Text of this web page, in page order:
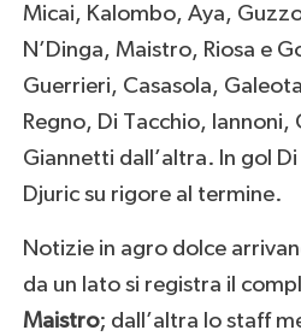
Micai, Kalombo, Aya,
N’Dinga, Maistro, Riosa e
Guerrieri, Casasola,
Regno, Di Tacchio, Iannoni,
Giannetti dall’altra. In gol
Djuric su rigore al termine.
Notizie in agro dolce
da un lato si registra il
Maistro; dall’altra lo staff